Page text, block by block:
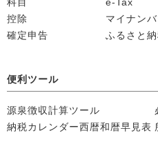
控除
確定申告
マイナン
ふるさと
便利ツール
源泉徴収計算ツール
納税カレンダー西暦和暦早見表